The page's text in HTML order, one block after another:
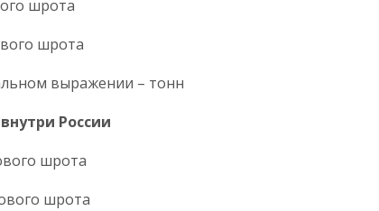
шрота
шрота
выражении – тонн
России
шрота
шрота